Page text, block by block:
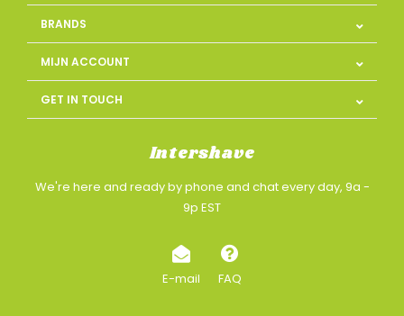
BRANDS
MIJN ACCOUNT
GET IN TOUCH
Intershave
We're here and ready by phone and chat every day, 9a -
9p EST
E-mail FAQ